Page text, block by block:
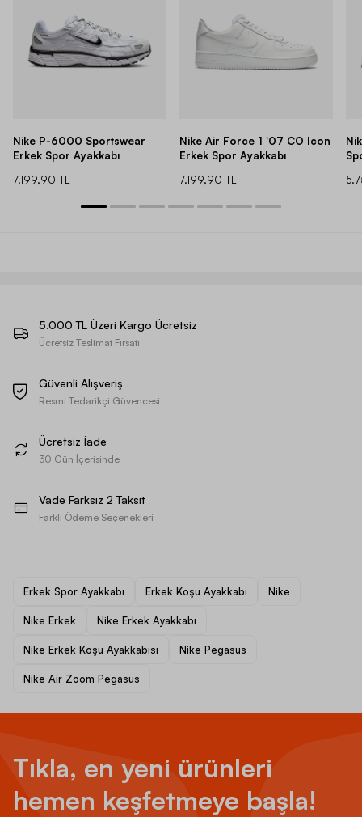
Nike P-6000 Sportswear
Erkek Spor Ayakkabı
7.199,90 TL
Nike Air Force 1 '07 CO Icon
Erkek Spor Ayakkabı
7.199,90 TL
5.000 TL Üzeri Kargo Ücretsiz
Ücretsiz Teslimat Fırsatı
Güvenli Alışveriş
Resmi Tedarikçi Güvencesi
Ücretsiz İade
30 Gün İçerisinde
Vade Farksız 2 Taksit
Farklı Ödeme Seçenekleri
Erkek Spor Ayakkabı Erkek Koşu Ayakkabı Nike
Nike Erkek Nike Erkek Ayakkabı
Nike Erkek Koşu Ayakkabısı Nike Pegasus
Nike Air Zoom Pegasus
Tıkla, en yeni ürünleri
hemen keşfetmeye başla!